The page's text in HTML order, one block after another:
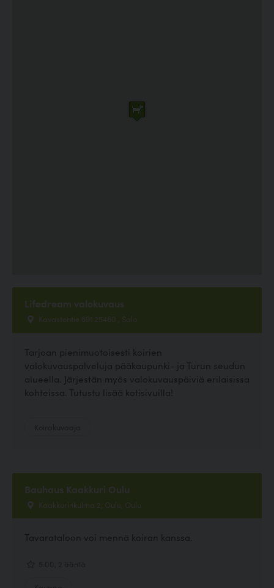
Lifedream valokuvaus
Kavastontie 691 25460 , Salo
Tarjoan pienimuotoisesti koirien
valokuvauspalveluja pääkaupunki- ja Turun seudun
alueella. Järjestän myös valokuvauspäiviä erilaisissa
kohteissa. Tutustu lisää kotisivuilla!
Bauhaus Kaakkuri Oulu
Kaakkurinkulma 2, Oulu, Oulu
Tavarataloon voi mennä koiran kanssa.